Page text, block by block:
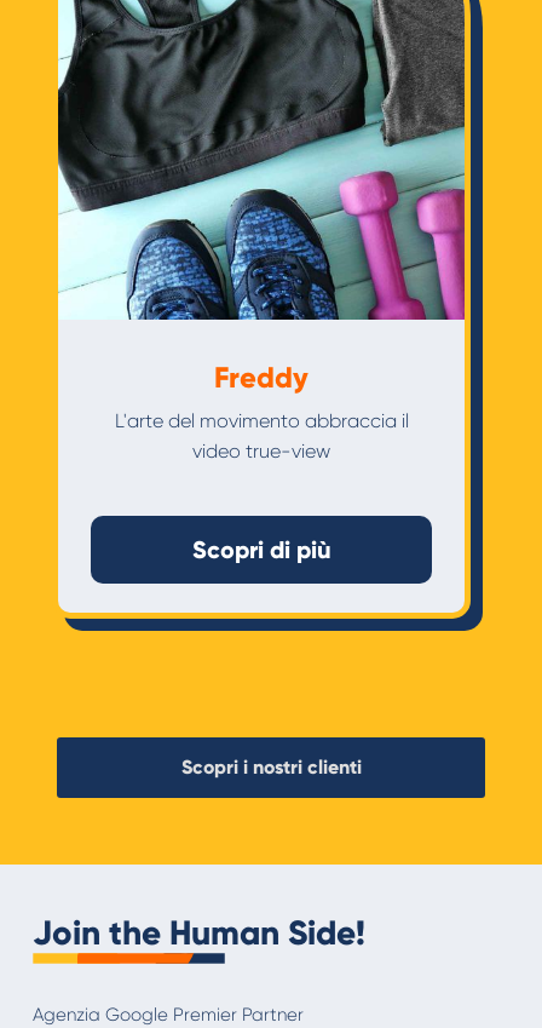
Freddy
L'arte del movimento abbraccia il
video true-view
Scopri di più
Scopri i nostri clienti
Join the Human Side!
Agenzia Google Premier Partner